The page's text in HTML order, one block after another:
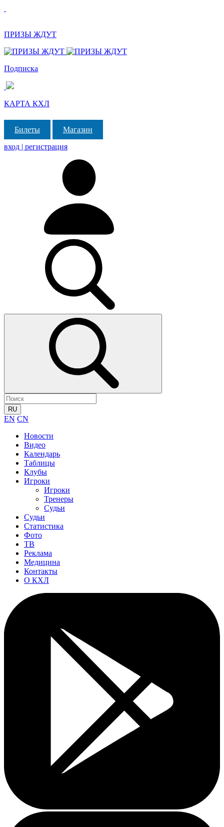
ПРИЗЫ ЖДУТ
Подписка
КАРТА КХЛ
Билеты
Магазин
вход | регистрация
RU
EN CN
Новости
Видео
Календарь
Таблицы
Клубы
Игроки
Игроки
Тренеры
Судьи
Судьи
Статистика
Фото
ТВ
Реклама
Медицина
Контакты
О КХЛ